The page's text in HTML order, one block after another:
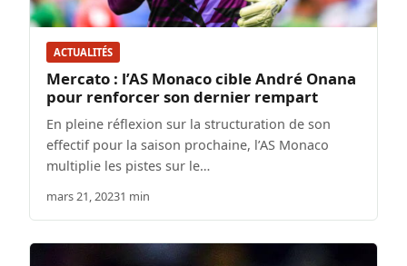
ACTUALITÉS
Mercato : l’AS Monaco cible André Onana
pour renforcer son dernier rempart
En pleine réflexion sur la structuration de son
effectif pour la saison prochaine, l’AS Monaco
multiplie les pistes sur le…
mars 21, 20231 min